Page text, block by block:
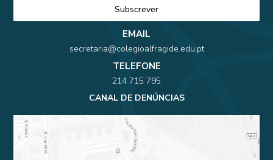
EMAIL
secretaria@colegioalfragide.edu.pt
TELEFONE
214 715 795
CANAL DE DENÚNCIAS